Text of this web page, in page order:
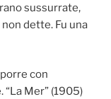
sussurrate,
dette. Fu una
con
Mer” (1905)